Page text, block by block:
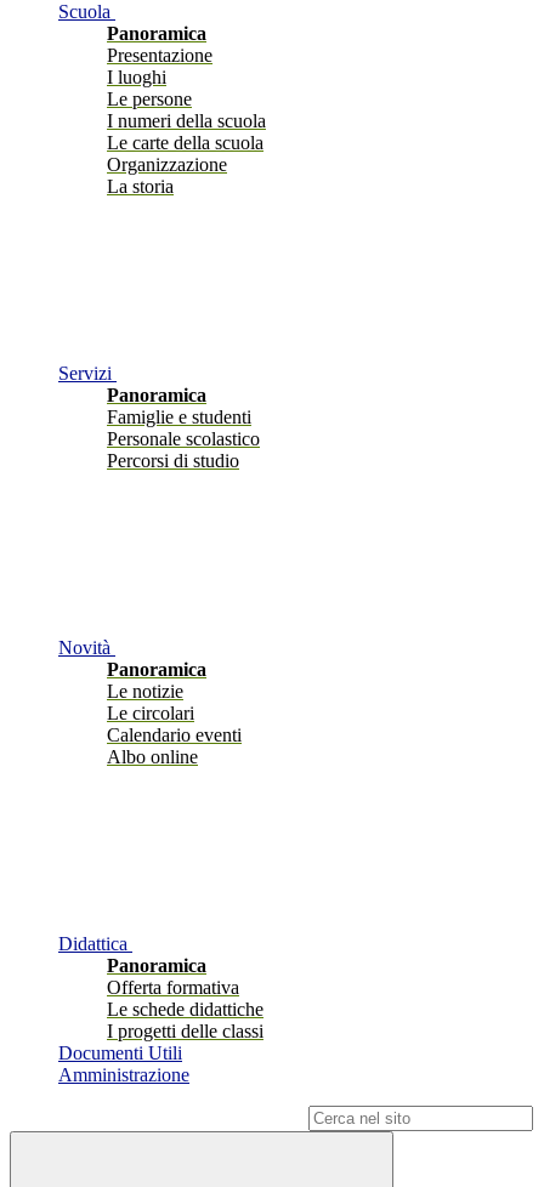
Scuola
Panoramica
Presentazione
I luoghi
Le persone
I numeri della scuola
Le carte della scuola
Organizzazione
La storia
Servizi
Panoramica
Famiglie e studenti
Personale scolastico
Percorsi di studio
Novità
Panoramica
Le notizie
Le circolari
Calendario eventi
Albo online
Didattica
Panoramica
Offerta formativa
Le schede didattiche
I progetti delle classi
Documenti Utili
Amministrazione